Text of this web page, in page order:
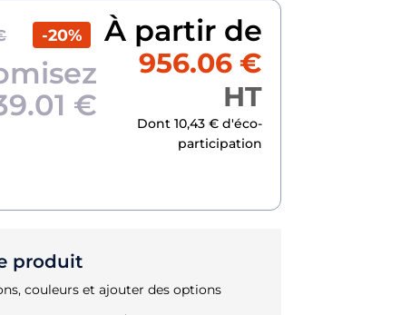
-20%
€
À partir de
956.06 €
HT
Dont 10,43 € d'éco-
participation
produit
couleurs et ajouter des options